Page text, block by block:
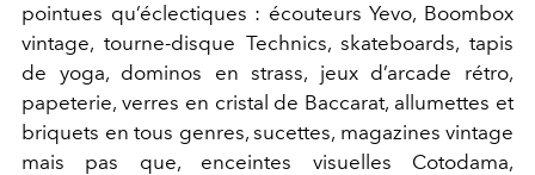
pointues qu’éclectiques : écouteurs Yevo, Boombox
vintage, tourne-disque Technics, skateboards, tapis
de yoga, dominos en strass, jeux d’arcade rétro,
papeterie, verres en cristal de Baccarat, allumettes et
briquets en tous genres, sucettes, magazines vintage
mais pas que, enceintes visuelles Cotodama,